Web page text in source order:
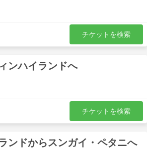
ランド
路線のリストを紹介します。:
ランド - スンガイ・ペタニ
ィンハイランド
ランド - アロルセタル
チケットを検索
ンハイランドへ
チケットを検索
ンドからスンガイ・ペタニへ